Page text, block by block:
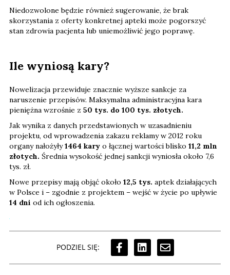
Niedozwolone będzie również sugerowanie, że brak
skorzystania z oferty konkretnej apteki może pogorszyć
stan zdrowia pacjenta lub uniemożliwić jego poprawę.
Ile wyniosą kary?
Nowelizacja przewiduje znacznie wyższe sankcje za
naruszenie przepisów. Maksymalna administracyjna kara
pieniężna wzrośnie z 50 tys. do 100 tys. złotych.
Jak wynika z danych przedstawionych w uzasadnieniu
projektu, od wprowadzenia zakazu reklamy w 2012 roku
organy nałożyły1464 kary o łącznej wartości blisko 11,2 mln
złotych. Średnia wysokość jednej sankcji wyniosła około 7,6
tys. zł.
Nowe przepisy mają objąć około 12,5 tys. aptek działających
w Polsce i – zgodnie z projektem – wejść w życie po upływie
14 dni od ich ogłoszenia.
PODZIEL SIĘ: